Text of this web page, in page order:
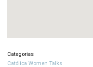
Categorias
Católica Women Talks